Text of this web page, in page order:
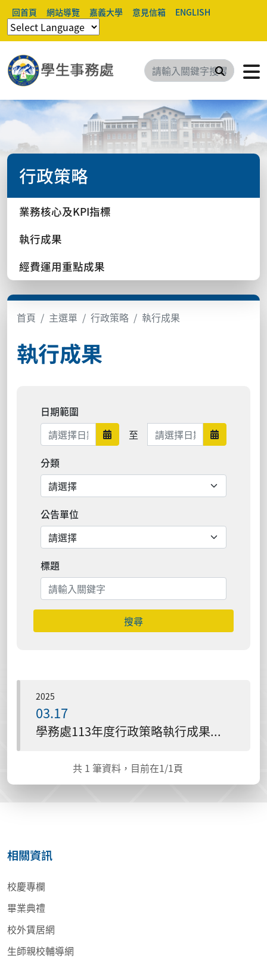
回首頁 網站導覽 嘉義大學 意見信箱 ENGLISH
搜尋
行政策略
業務核心及KPI指標
執行成果
經費運用重點成果
首頁 主選單 行政策略 執行成果
執行成果
日期範圍
日期範圍開始
至 日期範圍結束 日期範圍
分類
公告單位
標題
搜尋
2025
03.17
學務處113年度行政策略執行成果簡報114.03.07
共 1 筆資料，目前在1/1頁
相關資訊
校慶專欄
畢業典禮
校外賃居網
生師親校輔導網